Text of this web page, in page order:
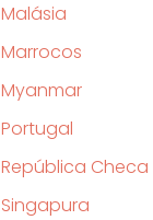
Malásia
Marrocos
Myanmar
Portugal
República Checa
Singapura